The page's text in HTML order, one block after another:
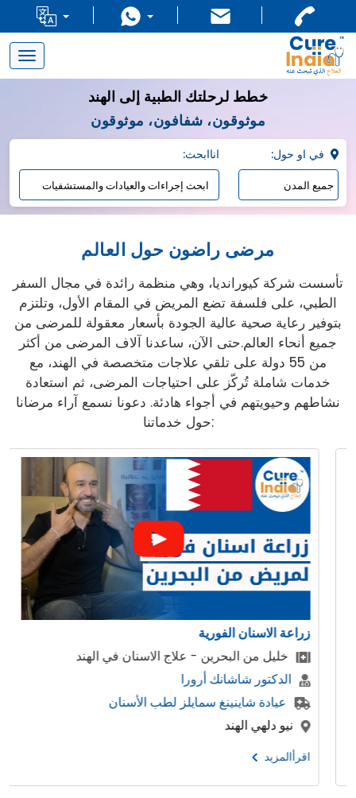
Toggle
navigation
خطط لرحلتك الطبية إلى الهند
موثوقون، شفافون، موثوقون
:اناابحث
مرضى راضون حول العالم
تأسست شركة كيورانديا، وهي منظمة رائدة في مجال السفر
الطبي، على فلسفة تضع المريض في المقام الأول، وتلتزم
بتوفير رعاية صحية عالية الجودة بأسعار معقولة للمرضى من
جميع أنحاء العالم.حتى الآن، ساعدنا آلاف المرضى من أكثر
من 55 دولة على تلقي علاجات متخصصة في الهند، مع
خدمات شاملة تُركّز على احتياجات المرضى، ثم استعادة
نشاطهم وحيويتهم في أجواء هادئة. دعونا نسمع آراء مرضانا
حول خدماتنا:
زراعة الاسنان الفورية
خليل من البحرين - علاج الاسنان في الهند
الدكتور شاشانك أرورا
عيادة شاينينغ سمايلز لطب الأسنان
نيو دلهي الهند
اقرأالمزيد